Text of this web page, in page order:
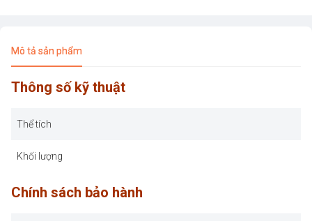
Mô tả sản phẩm
Thông số kỹ thuật
Thể tích
Khối lượng
Chính sách bảo hành